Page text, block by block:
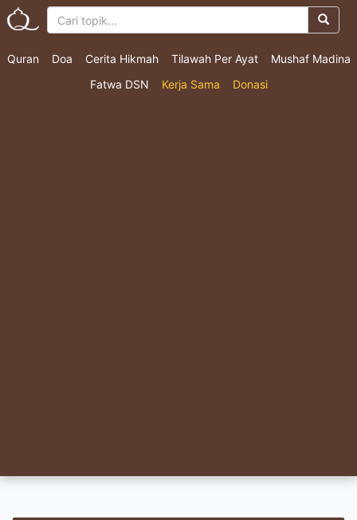
Quran Doa Cerita Hikmah Tilawah Per Ayat
Mushaf Madina
Fatwa DSN
Kerja Sama Donasi